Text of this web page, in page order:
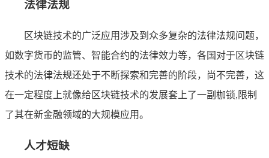
法律法规
区块链技术的广泛应用涉及到众多复杂的法律法规问题，
如数字货币的监管、智能合约的法律效力等，各国对于区块链
技术的法律法规还处于不断探索和完善的阶段，尚不完善，这
在一定程度上就像给区块链技术的发展套上了一副枷锁,限制
了其在新金融领域的大规模应用。
人才短缺